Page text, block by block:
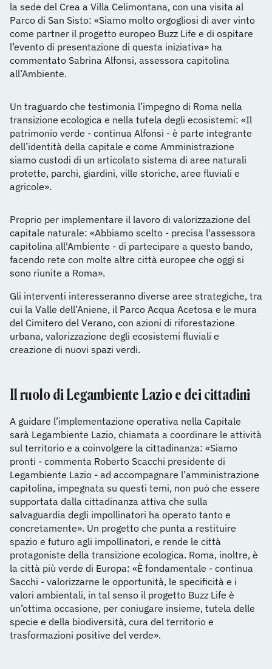
la sede del Crea a Villa Celimontana, con una visita al
Parco di San Sisto: «Siamo molto orgogliosi di aver vinto
come partner il progetto europeo Buzz Life e di ospitare
l’evento di presentazione di questa iniziativa» ha
commentato Sabrina Alfonsi, assessora capitolina
all’Ambiente.
Un traguardo che testimonia l’impegno di Roma nella
transizione ecologica e nella tutela degli ecosistemi: «Il
patrimonio verde - continua Alfonsi - è parte integrante
dell’identità della capitale e come Amministrazione
siamo custodi di un articolato sistema di aree naturali
protette, parchi, giardini, ville storiche, aree fluviali e
agricole».
Proprio per implementare il lavoro di valorizzazione del
capitale naturale: «Abbiamo scelto - precisa l'assessora
capitolina all'Ambiente - di partecipare a questo bando,
facendo rete con molte altre città europee che oggi si
sono riunite a Roma».
Gli interventi interesseranno diverse aree strategiche, tra
cui la Valle dell’Aniene, il Parco Acqua Acetosa e le mura
del Cimitero del Verano, con azioni di riforestazione
urbana, valorizzazione degli ecosistemi fluviali e
creazione di nuovi spazi verdi.
Il ruolo di Legambiente Lazio e dei cittadini
A guidare l’implementazione operativa nella Capitale
sarà Legambiente Lazio, chiamata a coordinare le attività
sul territorio e a coinvolgere la cittadinanza: «Siamo
pronti - commenta Roberto Scacchi presidente di
Legambiente Lazio - ad accompagnare l’amministrazione
capitolina, impegnata su questi temi, non può che essere
supportata dalla cittadinanza attiva che sulla
salvaguardia degli impollinatori ha operato tanto e
concretamente». Un progetto che punta a restituire
spazio e futuro agli impollinatori, e rende le città
protagoniste della transizione ecologica. Roma, inoltre, è
la città più verde di Europa: «È fondamentale - continua
Sacchi - valorizzarne le opportunità, le specificità e i
valori ambientali, in tal senso il progetto Buzz Life è
un’ottima occasione, per coniugare insieme, tutela delle
specie e della biodiversità, cura del territorio e
trasformazioni positive del verde».